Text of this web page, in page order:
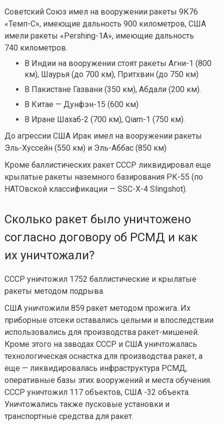
Советский Союз имел на вооружении ракеты 9К76
«Темп-С», имеющие дальность 900 километров, США
имели ракеты «Pershing-1A», имеющие дальность
740 километров.
В Индии на вооружении стоят ракеты Агни-1 (800
км), Шаурья (до 700 км), Притхвин (до 750 км)
В Пакистане Газвани (350 км), Абдали (200 км).
В Китае — Дунфэн-15 (600 км)
В Иране Шахаб-2 (700 км), Qiam-1 (750 км).
До агрессии США Ирак имел на вооружении ракеты
Эль-Хуссейн (550 км) и Эль-Аббас (850 км)
Кроме баллистических ракет СССР ликвидировал еще
крылатые ракеты наземного базирования РК-55 (по
НАТОвской классификации — SSC-Х-4 Slingshot).
Сколько ракет было уничтожено
согласно договору об РСМД и как
их уничтожали?
СССР уничтожил 1752 баллистические и крылатые
ракеты методом подрыва.
США уничтожили 859 ракет методом прожига. Их
приборные отсеки оставались целыми и впоследствии
использовались для производства ракет-мишеней.
Кроме этого на заводах СССР и США уничтожалась
технологическая оснастка для производства ракет, а
еще — ликвидировалась инфраструктура РСМД,
оперативные базы этих вооружений и места обучения.
СССР уничтожил 117 объектов, США -32 объекта.
Уничтожались также пусковые установки и
транспортные средства для ракет.